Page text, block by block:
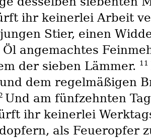
ihr keinerlei Arbeit
Stier, einen
angemachtes
der sieben Lämmer. 11
dem regelmäßigen
Und am fünfzehnten
ihr keinerlei
als Feueropfer